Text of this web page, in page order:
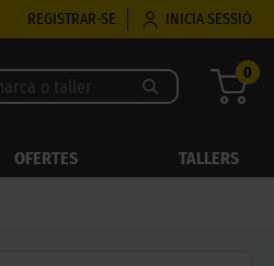
REGISTRAR-SE INICIA SESSIÓ
0
OFERTES TALLERS